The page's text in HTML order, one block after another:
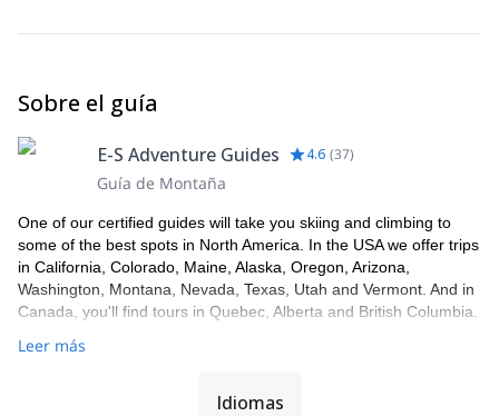
¡Reserva este programa de heliesquí inolvidable
Sobre el guía
E-S Adventure Guides 4.6 (37)
Guía de Montaña
One of our certified guides will take you skiing and climbing to
some of the best spots in North America. In the USA we offer trips
in California, Colorado, Maine, Alaska, Oregon, Arizona,
Washington, Montana, Nevada, Texas, Utah and Vermont. And in
Canada, you'll find tours in Quebec, Alberta and British Columbia.
Leer más
Idiomas